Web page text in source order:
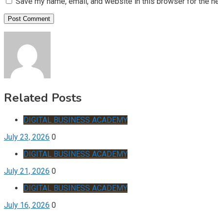
Related Posts
DIGITAL BUSINESS ACADEMY
July 23, 2026 0
DIGITAL BUSINESS ACADEMY
July 21, 2026 0
DIGITAL BUSINESS ACADEMY
July 16, 2026 0